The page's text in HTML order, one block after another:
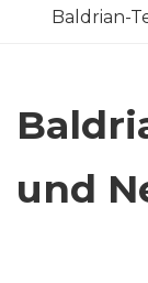
Baldrian-
und